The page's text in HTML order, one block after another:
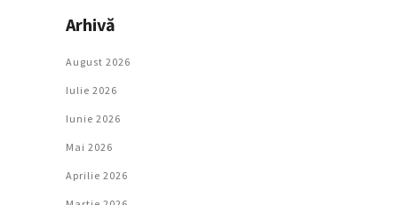
Arhivă
August 2026
Iulie 2026
Iunie 2026
Mai 2026
Aprilie 2026